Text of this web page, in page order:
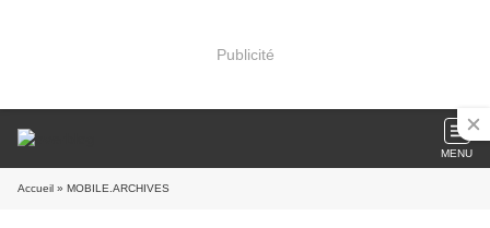
Publicité
MENU
Accueil » MOBILE.ARCHIVES